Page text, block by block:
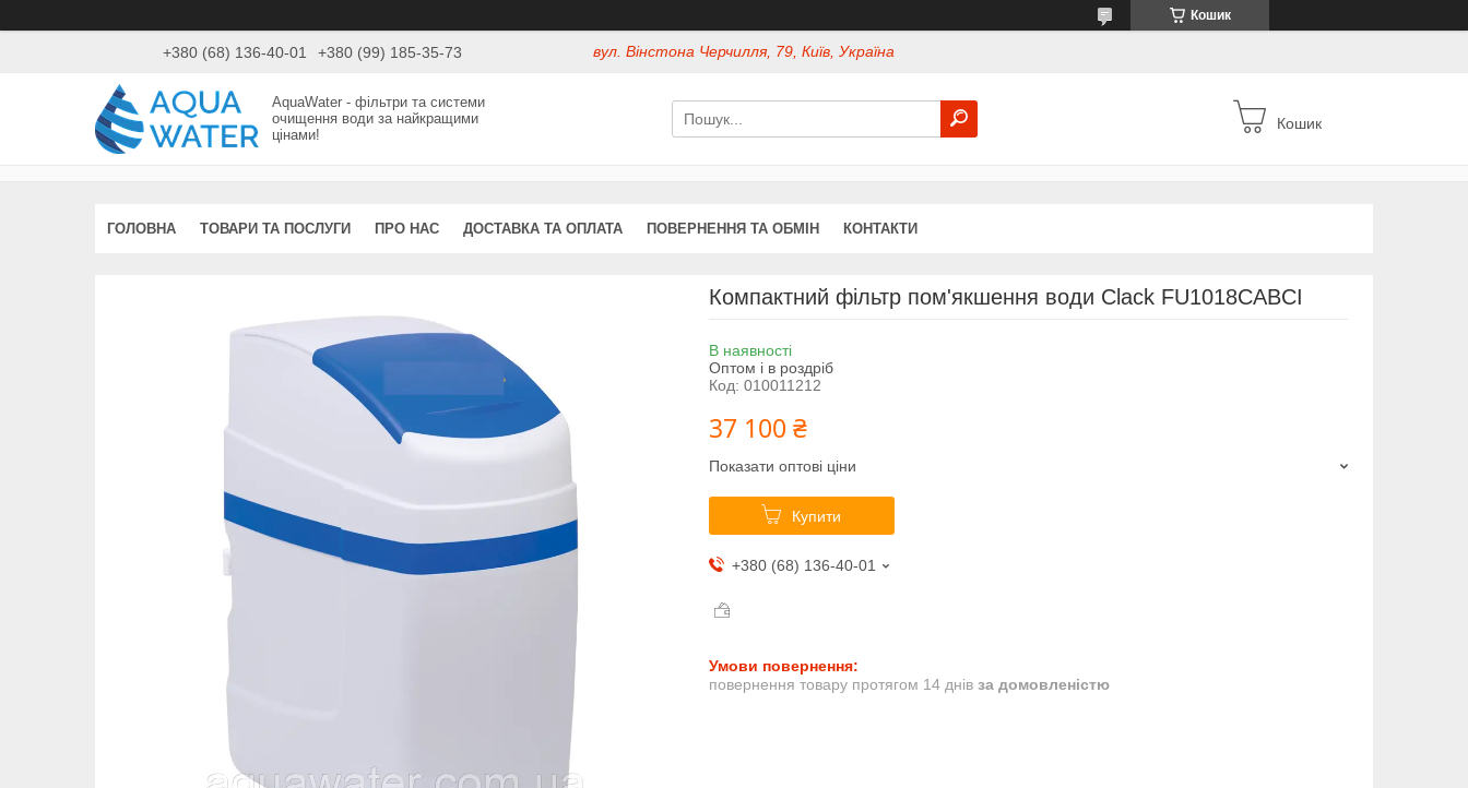
Кошик
+380 (68) 136-40-01 +380 (99) 185-35-73 вул. Вінстона Черчилля, 79, Київ, Україна
AquaWater - фільтри та системи
очищення води за найкращими
цінами!
Кошик
ГОЛОВНА ТОВАРИ ТА ПОСЛУГИ ПРО НАС ДОСТАВКА ТА ОПЛАТА ПОВЕРНЕННЯ ТА ОБМІН КОНТАКТИ
Компактний фільтр пом'якшення води Clack FU1018CABCI
В наявності
Оптом і в роздріб
Код: 010011212
37 100 ₴
Показати оптові ціни
Купити
+380 (68) 136-40-01
повернення товару протягом 14 днів за домовленістю